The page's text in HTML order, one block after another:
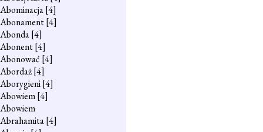
Abominacja[4]
Abonament[4]
Abonda[4]
Abonent[4]
Abonować [4]
Abordaż[4]
Aborygieni[4]
Abowiem[4]
Abowiem
Abrahamita[4]